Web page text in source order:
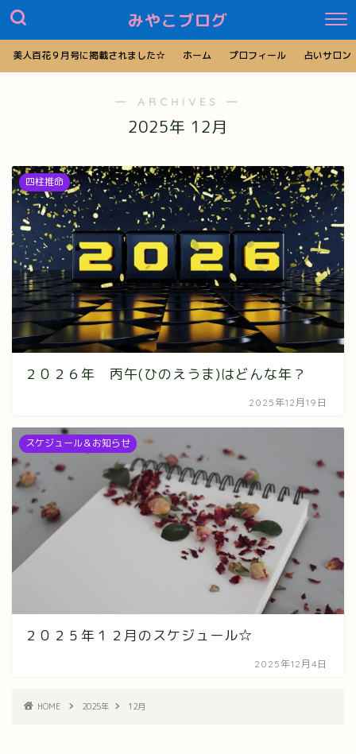
みやこブログ
美人百花９月号に掲載されました☆ ホーム プロフィール 占いサロン
― ARCHIVES ―
2025年 12月
四柱推命
２０２６年 丙午(ひのえうま)はどんな年？
2025年12月19日
スケジュール＆お知らせ
２０２５年１２月のスケジュール☆
2025年12月4日
HOME 2025年 12月